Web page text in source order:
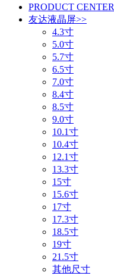
PRODUCT CENTER
友达液晶屏>>
4.3寸
5.0寸
5.7寸
6.5寸
7.0寸
8.4寸
8.5寸
9.0寸
10.1寸
10.4寸
12.1寸
13.3寸
15寸
15.6寸
17寸
17.3寸
18.5寸
19寸
21.5寸
其他尺寸